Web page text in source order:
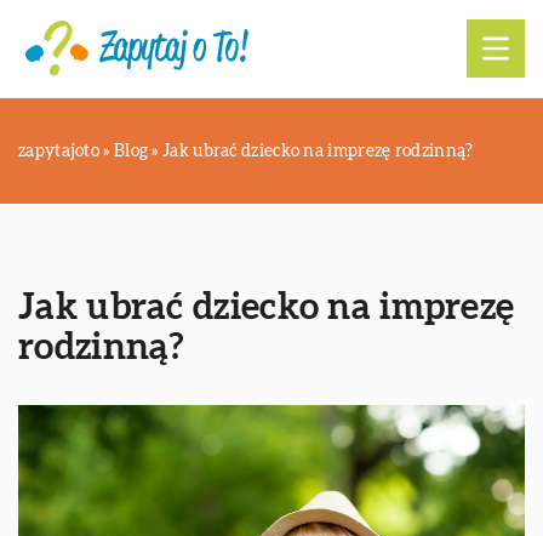
zapytajoto » Blog »Jak ubrać dziecko na imprezę rodzinną?
Jak ubrać dziecko na imprezę
rodzinną?